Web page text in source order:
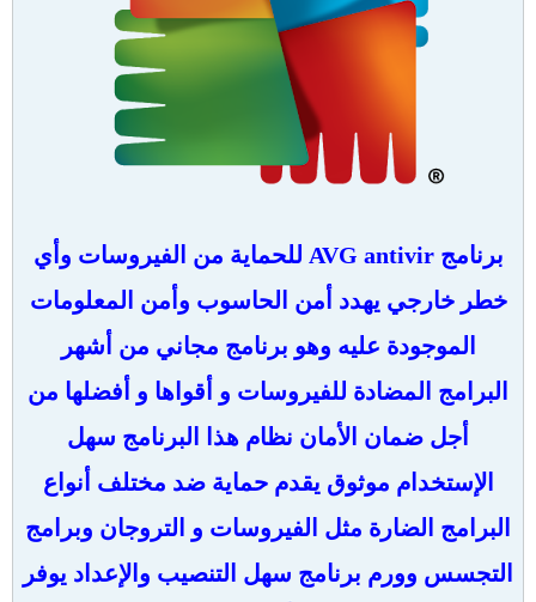
برنامج AVG antivir للحماية من الفيروسات وأي
خطر خارجي يهدد أمن الحاسوب وأمن المعلومات
الموجودة عليه وهو برنامج مجاني من أشهر
البرامج المضادة للفيروسات و أقواها و أفضلها من
أجل ضمان الأمان نظام هذا البرنامج سهل
الإستخدام موثوق يقدم حماية ضد مختلف أنواع
البرامج الضارة مثل الفيروسات و التروجان وبرامج
التجسس وورم برنامج سهل التنصيب والإعداد يوفر